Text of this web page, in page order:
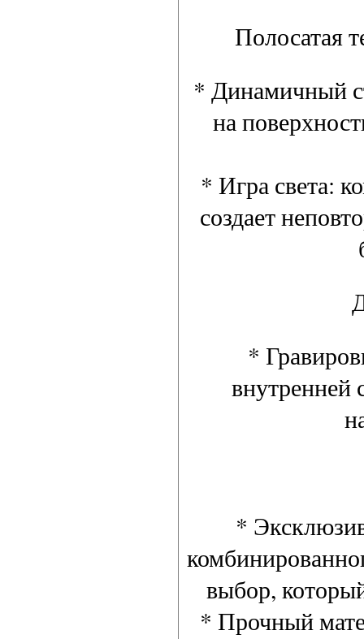
Полосатая
* Динамичный
на
* Игра света:
создает
*
внутренней
*
выбор,
* Прочный